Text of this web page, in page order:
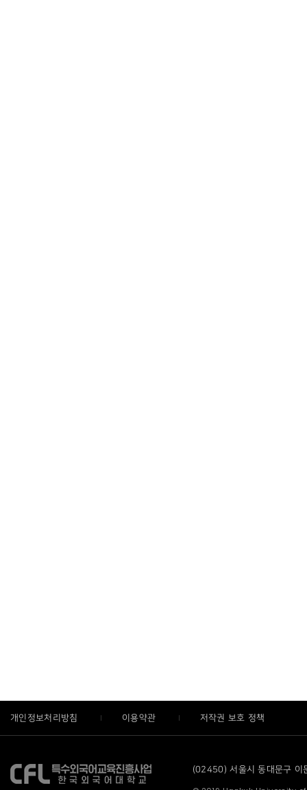
개인정보처리방침 이용약관 저작권 보호 정책
(02450) 서울시 동대문구